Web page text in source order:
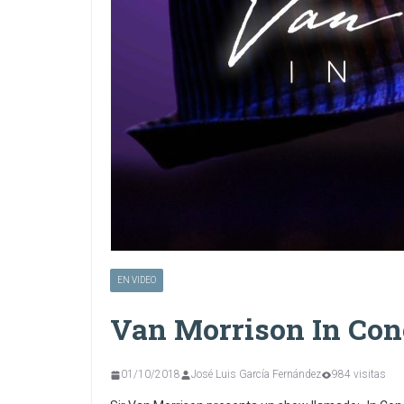
EN VIDEO
Van Morrison In
01/10/2018 José Luis García Fernández 984 visitas